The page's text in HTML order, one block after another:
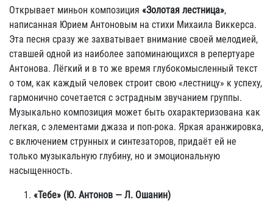
Открывает миньон композиция «Золотая лестница»,
написанная Юрием Антоновым на стихи Михаила Виккерса.
Эта песня сразу же захватывает внимание своей мелодией,
ставшей одной из наиболее запоминающихся в репертуаре
Антонова. Лёгкий и в то же время глубокомысленный текст
о том, как каждый человек строит свою «лестницу» к успеху,
гармонично сочетается с эстрадным звучанием группы.
Музыкально композиция может быть охарактеризована как
легкая, с элементами джаза и поп-рока. Яркая аранжировка,
с включением струнных и синтезаторов, придаёт ей не
только музыкальную глубину, но и эмоциональную
насыщенность.
«Тебе» (Ю. Антонов — Л. Ошанин)